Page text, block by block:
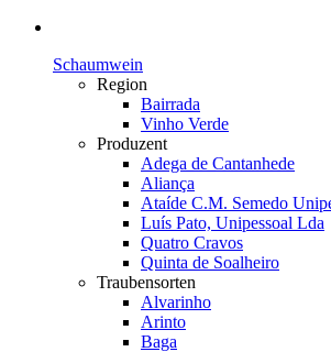
Schaumwein
Region
Bairrada
Vinho Verde
Produzent
Adega de Cantanhede
Aliança
Ataíde C.M. Semedo
Luís Pato, Unipessoal Lda
Quatro Cravos
Quinta de Soalheiro
Traubensorten
Alvarinho
Arinto
Baga